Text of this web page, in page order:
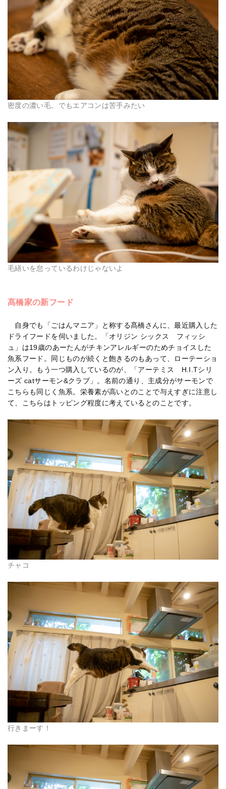
密度の濃い毛。でもエアコンは苦手みたい
毛繕いを怠っているわけじゃないよ
髙橋家の新フード
自身でも「ごはんマニア」と称する髙橋さんに、最近購入した
ドライフードを伺いました。「オリジン シックス フィッシ
ュ」は19歳のあーたんがチキンアレルギーのためチョイスした
魚系フード。同じものが続くと飽きるのもあって、ローテーショ
ン入り。もう一つ購入しているのが、「アーテミス H.I.Tシリ
ーズ catサーモン&クラブ」。名前の通り、主成分がサーモンで
こちらも同じく魚系。栄養素が高いとのことで与えすぎに注意し
て、こちらはトッピング程度に考えているとのことです。
チャコ
行きまーす！